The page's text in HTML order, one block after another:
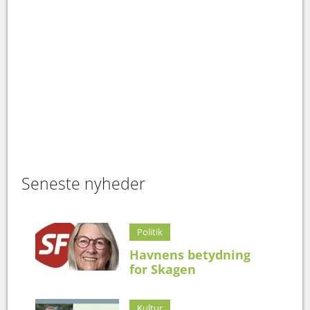
Seneste nyheder
Politik
Havnens betydning
for Skagen